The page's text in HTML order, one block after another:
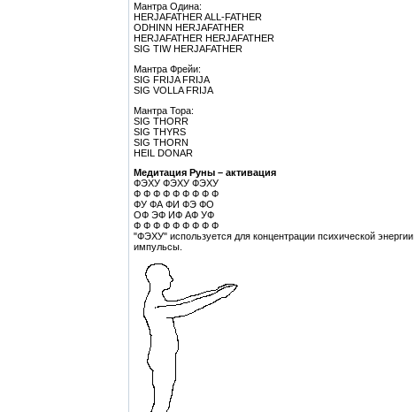
Мантра Одина:
HERJAFATHER ALL-FATHER
ODHINN HERJAFATHER
HERJAFATHER HERJAFATHER
SIG TIW HERJAFATHER
Мантра Фрейи:
SIG FRIJA FRIJA
SIG VOLLA FRIJA
Мантра Тора:
SIG THORR
SIG THYRS
SIG THORN
HEIL DONAR
Медитация Руны – активация
ФЭХУ ФЭХУ ФЭХУ
Ф Ф Ф Ф Ф Ф Ф Ф Ф
ФУ ФА ФИ ФЭ ФО
ОФ ЭФ ИФ АФ УФ
Ф Ф Ф Ф Ф Ф Ф Ф Ф
"ФЭХУ" используется для концентрации психической
импульсы.